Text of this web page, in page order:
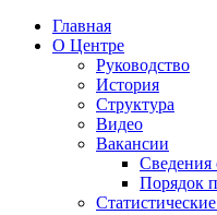
Главная
О Центре
Руководство
История
Структура
Видео
Вакансии
Сведения
Порядок